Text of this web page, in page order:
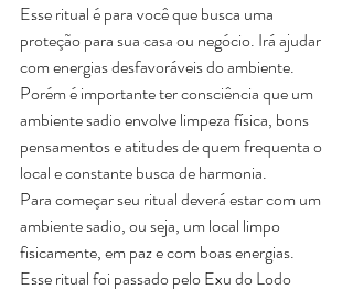
Esse ritual é para você que busca uma
proteção para sua casa ou negócio. Irá ajudar
com energias desfavoráveis do ambiente.
Porém é importante ter consciência que um
ambiente sadio envolve limpeza física, bons
pensamentos e atitudes de quem frequenta o
local e constante busca de harmonia.
Para começar seu ritual deverá estar com um
ambiente sadio, ou seja, um local limpo
fisicamente, em paz e com boas energias.
Esse ritual foi passado pelo Exu do Lodo